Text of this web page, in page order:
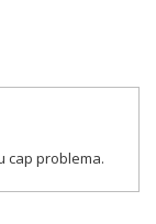
cap problema.